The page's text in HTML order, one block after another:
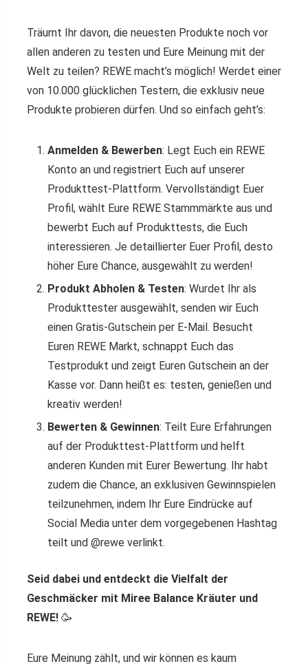
Träumt Ihr davon, die neuesten Produkte noch vor
allen anderen zu testen und Eure Meinung mit der
Welt zu teilen? REWE macht’s möglich! Werdet einer
von 10.000 glücklichen Testern, die exklusiv neue
Produkte probieren dürfen. Und so einfach geht’s:
Anmelden & Bewerben: Legt Euch ein REWE
Konto an und registriert Euch auf unserer
Produkttest-Plattform. Vervollständigt Euer
Profil, wählt Eure REWE Stammmärkte aus und
bewerbt Euch auf Produkttests, die Euch
interessieren. Je detaillierter Euer Profil, desto
höher Eure Chance, ausgewählt zu werden!
Produkt Abholen & Testen: Wurdet Ihr als
Produkttester ausgewählt, senden wir Euch
einen Gratis-Gutschein per E-Mail. Besucht
Euren REWE Markt, schnappt Euch das
Testprodukt und zeigt Euren Gutschein an der
Kasse vor. Dann heißt es: testen, genießen und
kreativ werden!
Bewerten & Gewinnen: Teilt Eure Erfahrungen
auf der Produkttest-Plattform und helft
anderen Kunden mit Eurer Bewertung. Ihr habt
zudem die Chance, an exklusiven Gewinnspielen
teilzunehmen, indem Ihr Eure Eindrücke auf
Social Media unter dem vorgegebenen Hashtag
teilt und @rewe verlinkt.
Seid dabei und entdeckt die Vielfalt der
Geschmäcker mit Miree Balance Kräuter und
REWE! 🥳
Eure Meinung zählt, und wir können es kaum